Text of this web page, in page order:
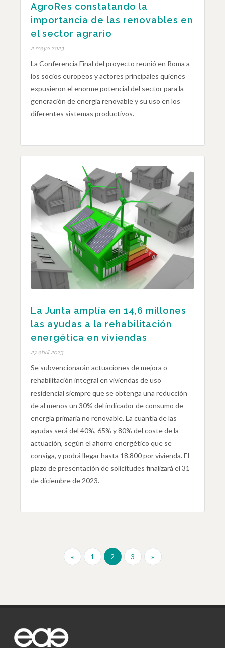
AgroRes constatando la
importancia de las renovables en
el sector agrario
2 mayo 2023
La Conferencia Final del proyecto reunió en Roma a
los socios europeos y actores principales quienes
expusieron el enorme potencial del sector para la
generación de energía renovable y su uso en los
diferentes sistemas productivos.
La Junta amplía en 14,6 millones
las ayudas a la rehabilitación
energética en viviendas
27 abril 2023
Se subvencionarán actuaciones de mejora o
rehabilitación integral en viviendas de uso
residencial siempre que se obtenga una reducción
de al menos un 30% del indicador de consumo de
energía primaria no renovable. La cuantía de las
ayudas será del 40%, 65% y 80% del coste de la
actuación, según el ahorro energético que se
consiga, y podrá llegar hasta 18.800 por vivienda. El
plazo de presentación de solicitudes finalizará el 31
de diciembre de 2023.
« 1 2 3 »